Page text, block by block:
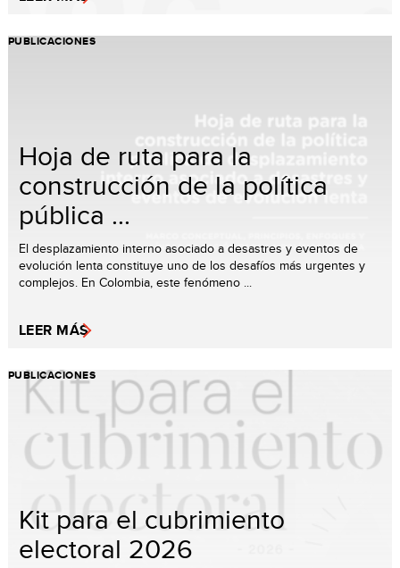
PUBLICACIONES
Hoja de ruta para la
construcción de la política
pública ...
El desplazamiento interno asociado a desastres y eventos de
evolución lenta constituye uno de los desafíos más urgentes y
complejos. En Colombia, este fenómeno ...
LEER MÁS
PUBLICACIONES
Kit para el cubrimiento
electoral 2026